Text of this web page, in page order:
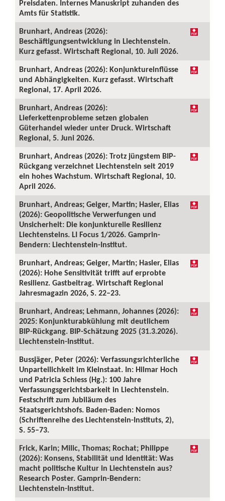
Preisdaten. Internes Manuskript zuhanden des
Amts für Statistik.
Brunhart, Andreas (2026):
Beschäftigungsentwicklung in Liechtenstein.
Kurz gefasst. Wirtschaft Regional, 10. Juli 2026.
Brunhart, Andreas (2026): Konjunktureinflüsse
und Abhängigkeiten. Kurz gefasst. Wirtschaft
Regional, 17. April 2026.
Brunhart, Andreas (2026):
Lieferkettenprobleme setzen globalen
Güterhandel wieder unter Druck. Wirtschaft
Regional, 5. Juni 2026.
Brunhart, Andreas (2026): Trotz jüngstem BIP-
Rückgang verzeichnet Liechtenstein seit 2019
ein hohes Wachstum. Wirtschaft Regional, 10.
April 2026.
Brunhart, Andreas; Geiger, Martin; Hasler, Elias
(2026): Geopolitische Verwerfungen und
Unsicherheit: Die konjunkturelle Resilienz
Liechtensteins. LI Focus 1/2026. Gamprin-
Bendern: Liechtenstein-Institut.
Brunhart, Andreas; Geiger, Martin; Hasler, Elias
(2026): Hohe Sensitivität trifft auf erprobte
Resilienz. Gastbeitrag. Wirtschaft Regional
Jahresmagazin 2026, S. 22–23.
Brunhart, Andreas; Lehmann, Johannes (2026):
2025: Konjunkturabkühlung mit deutlichem
BIP-Rückgang. BIP-Schätzung 2025 (31.3.2026).
Liechtenstein-Institut.
Bussjäger, Peter (2026): Verfassungsrichterliche
Unparteilichkeit im Kleinstaat. In: Hilmar Hoch
und Patricia Schiess (Hg.): 100 Jahre
Verfassungsgerichtsbarkeit in Liechtenstein.
Festschrift zum Jubiläum des
Staatsgerichtshofs. Baden-Baden: Nomos
(Schriftenreihe des Liechtenstein-Instituts, 2),
S. 55–73.
Frick, Karin; Milic, Thomas; Rochat; Philippe
(2026): Konsens, Stabilität und Identität: Was
macht politische Kultur in Liechtenstein aus?
Research Poster. Gamprin-Bendern:
Liechtenstein-Institut.